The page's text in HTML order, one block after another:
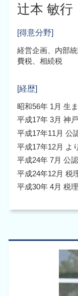
辻本 敏行
[得意分野]
経営企画、内部
費税、相続税
[経歴]
昭和56年 1月 生
平成17年 3月 神
平成17年11月 公
平成17年12月 よ
平成24年 7月 公
平成24年12月 税
平成30年 4月 税